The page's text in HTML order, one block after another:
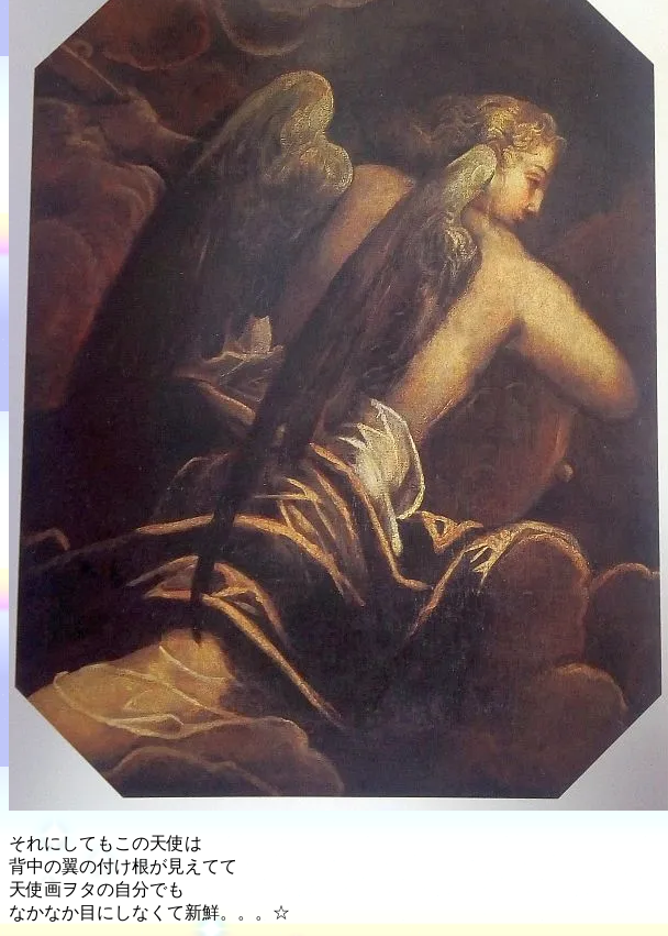
それにしてもこの天使は
背中の翼の付け根が見えてて
天使画ヲタの自分でも
なかなか目にしなくて新鮮。。。☆